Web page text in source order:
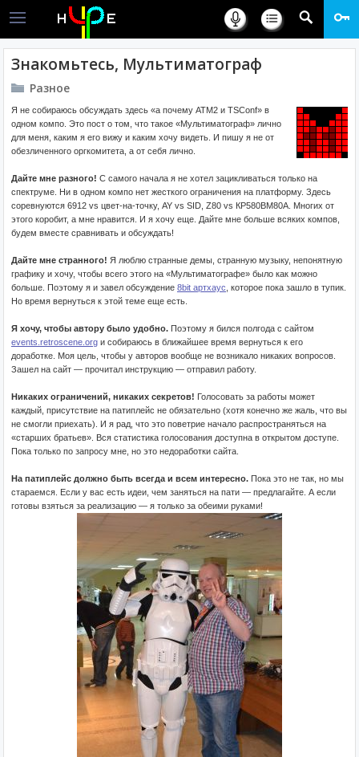
Знакомьтесь, Мультиматограф
Разное
Я не собираюсь обсуждать здесь «а почему АТМ2 и TSConf» в
одном компо. Это пост о том, что такое «Мультиматограф» лично
для меня, каким я его вижу и каким хочу видеть. И пишу я не от
обезличенного оргкомитета, а от себя лично.
Дайте мне разного! С самого начала я не хотел зацикливаться только на
спектруме. Ни в одном компо нет жесткого ограничения на платформу. Здесь
соревнуются 6912 vs цвет-на-точку, AY vs SID, Z80 vs КР580ВМ80А. Многих от
этого коробит, а мне нравится. И я хочу еще. Дайте мне больше всяких компов,
будем вместе сравнивать и обсуждать!
Дайте мне странного! Я люблю странные демы, странную музыку, непонятную
графику и хочу, чтобы всего этого на «Мультиматографе» было как можно
больше. Поэтому я и завел обсуждение 8bit артхаус , которое пока зашло в тупик.
Но время вернуться к этой теме еще есть.
Я хочу, чтобы автору было удобно. Поэтому я бился полгода с сайтом
events.retroscene.org и собираюсь в ближайшее время вернуться к его
доработке. Моя цель, чтобы у авторов вообще не возникало никаких вопросов.
Зашел на сайт — прочитал инструкцию — отправил работу.
Никаких ограничений, никаких секретов! Голосовать за работы может
каждый, присутствие на патиплейс не обязательно (хотя конечно же жаль, что вы
не смогли приехать). И я рад, что это поветрие начало распространяться на
«старших братьев». Вся статистика голосования доступна в открытом доступе.
Пока только по запросу мне, но это недоработки сайта.
На патиплейс должно быть всегда и всем интересно. Пока это не так, но мы
стараемся. Если у вас есть идеи, чем заняться на пати — предлагайте. А если
готовы взяться за реализацию — я только за обеими руками!